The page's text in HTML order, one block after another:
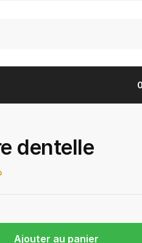
dentelle
Ajouter au panier